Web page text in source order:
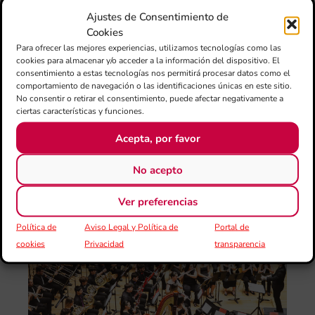
Ajustes de Consentimiento de
Cookies
Para ofrecer las mejores experiencias, utilizamos tecnologías como las
cookies para almacenar y/o acceder a la información del dispositivo. El
consentimiento a estas tecnologías nos permitirá procesar datos como el
comportamiento de navegación o las identificaciones únicas en este sitio.
No consentir o retirar el consentimiento, puede afectar negativamente a
ciertas características y funciones.
Acepta, por favor
No acepto
Ver preferencias
Política de
cookies
Aviso Legal y Política de
Privacidad
Portal de
transparencia